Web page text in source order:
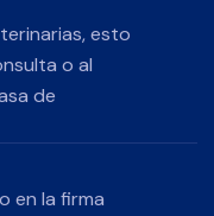
, esto
o al
de
en la firma